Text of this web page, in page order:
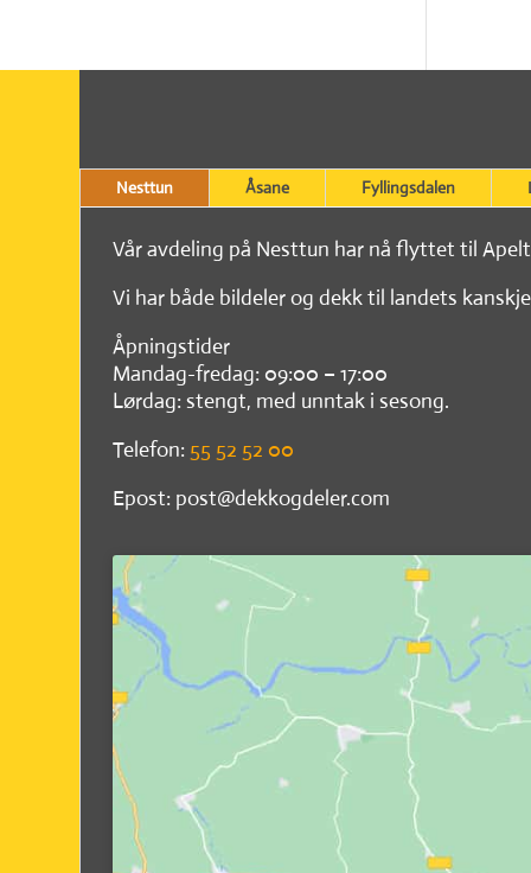
Nesttun Åsane Fyllingsdalen
Vår avdeling på Nesttun har nå flyttet til
Vi har både bildeler og dekk til landets
Åpningstider
Mandag-fredag: 09:00 – 17:00
Lørdag: stengt, med unntak i sesong.
Telefon: 55 52 52 00
Epost: post@dekkogdeler.com